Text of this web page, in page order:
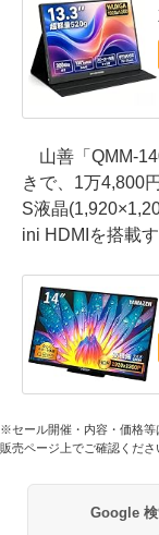
山善「QMM-
きで、1万4,800
S液晶
ini HDMIを搭載
※セール開催・内容・価格等
販売ページ上でご確認くださ
Google 検